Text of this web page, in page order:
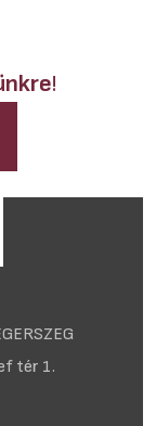
!
tér 1.